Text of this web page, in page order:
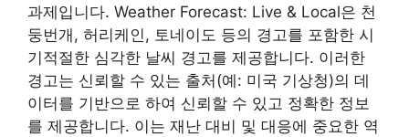
과제입니다. Weather Forecast: Live & Local은 천
둥번개, 허리케인, 토네이도 등의 경고를 포함한 시
기적절한 심각한 날씨 경고를 제공합니다. 이러한
경고는 신뢰할 수 있는 출처(예: 미국 기상청)의 데
이터를 기반으로 하여 신뢰할 수 있고 정확한 정보
를 제공합니다. 이는 재난 대비 및 대응에 중요한 역